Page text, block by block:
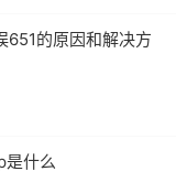
651的原因和解决方
什么